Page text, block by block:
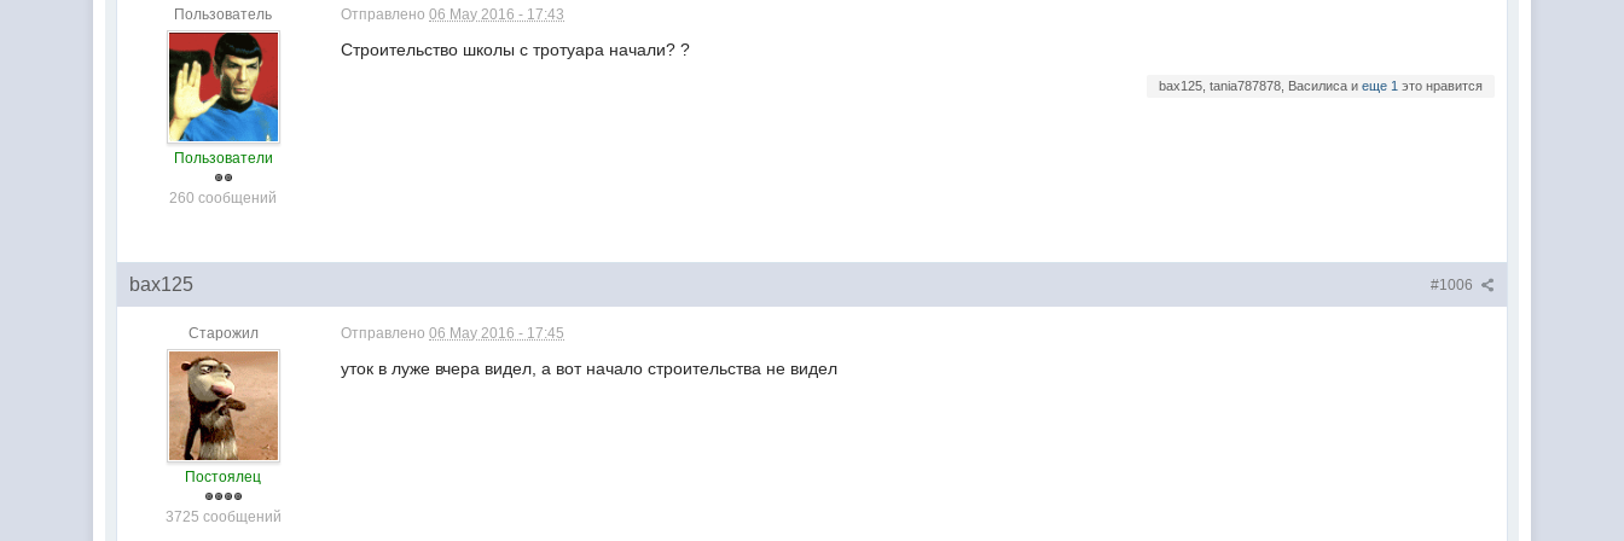
Пользователь
Пользователи
260 сообщений
Отправлено06 May 2016 - 17:43
Строительство школы с тротуара начали? ?
bax125, tania787878, Василиса и еще 1 это нравится
#1006
bax125
Старожил
Постоялец
3725 сообщений
Отправлено06 May 2016 - 17:45
уток в луже вчера видел, а вот начало строительства не видел